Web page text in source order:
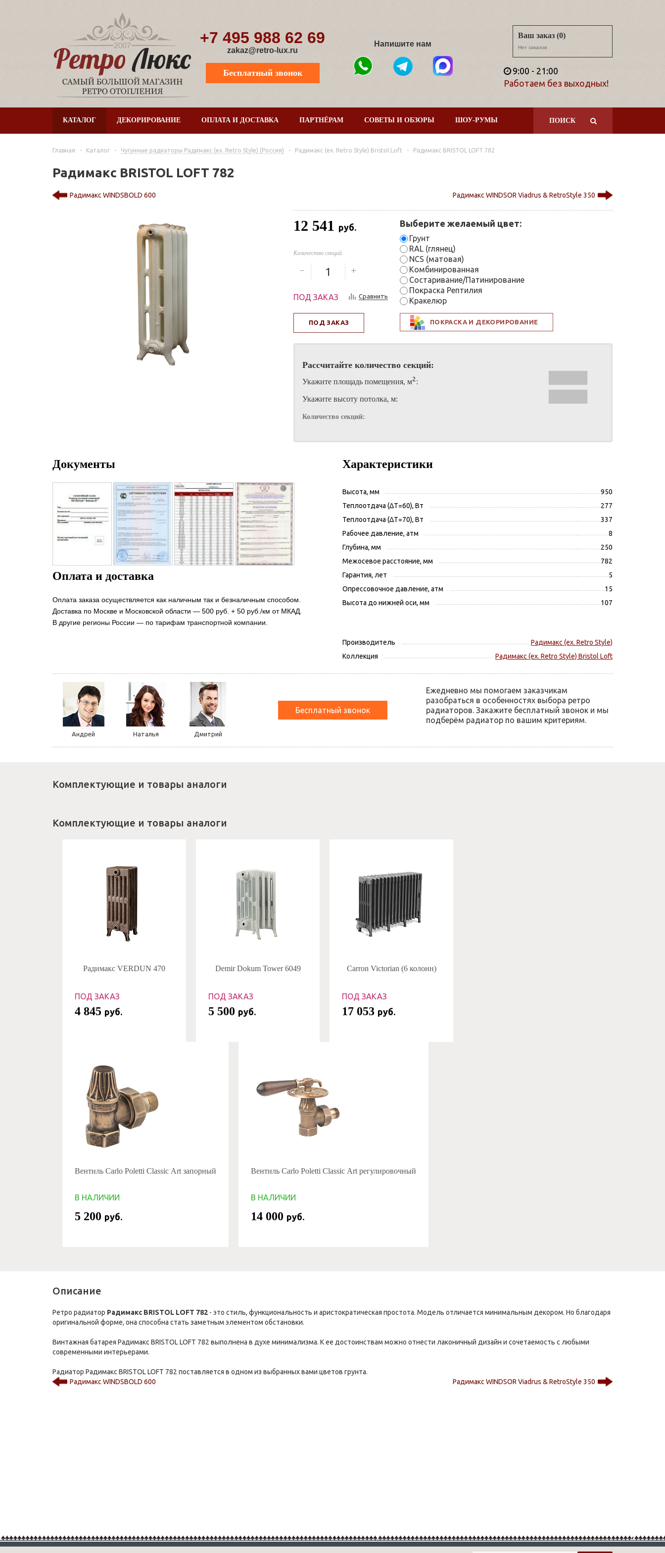
+7 495 988 62 69
zakaz@retro-lux.ru
Бесплатный звонок
Напишите нам
Ваш заказ (0)
Нет заказов
9:00 - 21:00
Работаем без выходных!
ПОИСК
КАТАЛОГ ДЕКОРИРОВАНИЕ ОПЛАТА И ДОСТАВКА ПАРТНЁРАМ СОВЕТЫ И ОБЗОРЫ ШОУ-РУМЫ
Главная - Каталог - Чугунные радиаторы Радимакс (ex. Retro Style) (Россия) - Радимакс (ex. Retro Style) Bristol Loft - Радимакс BRISTOL LOFT 782
Радимакс BRISTOL LOFT 782
Радимакс WINDSBOLD 600 Радимакс WINDSOR Viadrus & RetroStyle 350
12 541 руб.
Количество секций
ПОД ЗАКАЗ Сравнить
Выберите желаемый цвет:
Грунт
RAL (глянец)
NCS (матовая)
Комбинированная
Состаривание/Патинирование
Покраска Рептилия
Кракелюр
ПОД ЗАКАЗ ПОКРАСКА И ДЕКОРИРОВАНИЕ
Рассчитайте количество секций:
Укажите площадь помещения, м2:
Укажите высоту потолка, м:
Количество секций:
Документы
Оплата и доставка
Оплата заказа осуществляется как наличным так и безналичным способом.
Доставка по Москве и Московской области — 500 руб. + 50 руб./км от МКАД.
В другие регионы России — по тарифам транспортной компании.
Характеристики
Высота, мм
950
Теплоотдача (ΔT=60), Вт
277
Теплоотдача (ΔT=70), Вт
337
Рабочее давление, атм
8
Глубина, мм
250
Межосевое расстояние, мм
782
Гарантия, лет
5
Опрессовочное давление, атм
15
Высота до нижней оси, мм
107
Производитель
Радимакс (ex. Retro Style)
Коллекция
Радимакс (ex. Retro Style) Bristol Loft
Андрей Наталья Дмитрий
Бесплатный звонок
Ежедневно мы помогаем заказчикам
разобраться в особенностях выбора ретро
радиаторов. Закажите бесплатный звонок и мы
подберём радиатор по вашим критериям.
Комплектующие и товары аналоги
Комплектующие и товары аналоги
Радимакс VERDUN 470
ПОД ЗАКАЗ
4 845 руб.
Demir Dokum Tower 6049
ПОД ЗАКАЗ
5 500 руб.
Carron Victorian (6 колонн)
ПОД ЗАКАЗ
17 053 руб.
Вентиль Carlo Poletti Classic Art запорный
В НАЛИЧИИ
5 200 руб.
Вентиль Carlo Poletti Classic Art регулировочный
В НАЛИЧИИ
14 000 руб.
Описание
Ретро радиатор Радимакс BRISTOL LOFT 782 - это стиль, функциональность и аристократическая простота. Модель отличается минимальным декором. Но благодаря
оригинальной форме, она способна стать заметным элементом обстановки.
Винтажная батарея Радимакс BRISTOL LOFT 782 выполнена в духе минимализма. К ее достоинствам можно отнести лаконичный дизайн и сочетаемость с любыми
современными интерьерами.
Радиатор Радимакс BRISTOL LOFT 782 поставляется в одном из выбранных вами цветов грунта.
Радимакс WINDSBOLD 600
Радимакс WINDSOR Viadrus & RetroStyle 350